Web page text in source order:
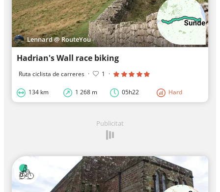
Lennard @ RouteYou
Hadrian's Wall race biking
Ruta ciclista de carreres · 1 ·
134 km 1 268 m 05h22 Hard
Publicitat